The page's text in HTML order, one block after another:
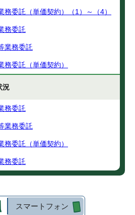
務委託（単価契約）（1）～（4）
務委託
業務委託
委託（単価契約）
況
務委託
業務委託
委託（単価契約）
務委託
スマートフォン